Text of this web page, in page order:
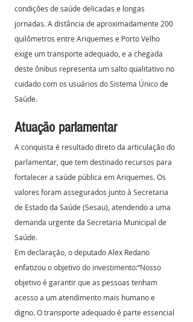
condições de saúde delicadas e longas
jornadas. A distância de aproximadamente 200
quilômetros entre Ariquemes e Porto Velho
exige um transporte adequado, e a chegada
deste ônibus representa um salto qualitativo no
cuidado com os usuários do Sistema Único de
Saúde.
Atuação parlamentar
A conquista é resultado direto da articulação do
parlamentar, que tem destinado recursos para
fortalecer a saúde pública em Ariquemes. Os
valores foram assegurados junto à Secretaria
de Estado da Saúde (Sesau), atendendo a uma
demanda urgente da Secretaria Municipal de
Saúde.
Em declaração, o deputado Alex Redano
enfatizou o objetivo do investimento:“Nosso
objetivo é garantir que as pessoas tenham
acesso a um atendimento mais humano e
digno. O transporte adequado é parte essencial